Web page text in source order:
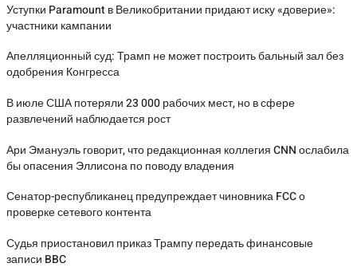
Уступки Paramount в Великобритании придают иску «доверие»:
участники кампании
Апелляционный суд: Трамп не может построить бальный зал без
одобрения Конгресса
В июле США потеряли 23 000 рабочих мест, но в сфере
развлечений наблюдается рост
Ари Эмануэль говорит, что редакционная коллегия CNN ослабила
бы опасения Эллисона по поводу владения
Сенатор-республиканец предупреждает чиновника FCC о
проверке сетевого контента
Судья приостановил приказ Трампу передать финансовые
записи BBC